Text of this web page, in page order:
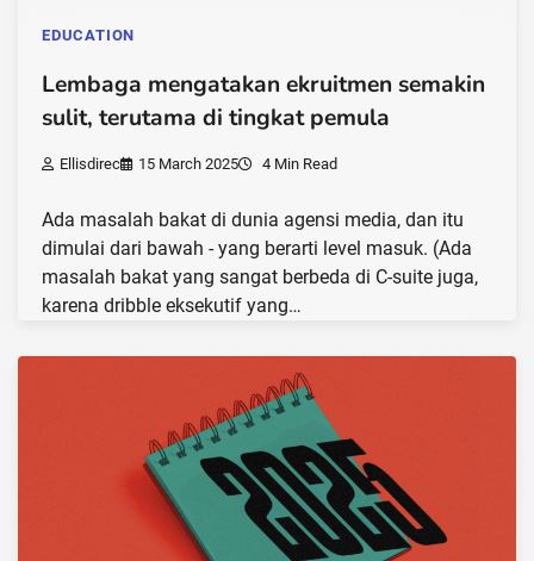
EDUCATION
Lembaga mengatakan ekruitmen semakin
sulit, terutama di tingkat pemula
Ellisdirec 15 March 2025 4 Min Read
Ada masalah bakat di dunia agensi media, dan itu
dimulai dari bawah - yang berarti level masuk. (Ada
masalah bakat yang sangat berbeda di C-suite juga,
karena dribble eksekutif yang…